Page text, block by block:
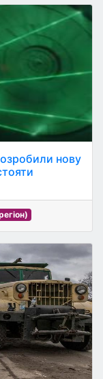
нову